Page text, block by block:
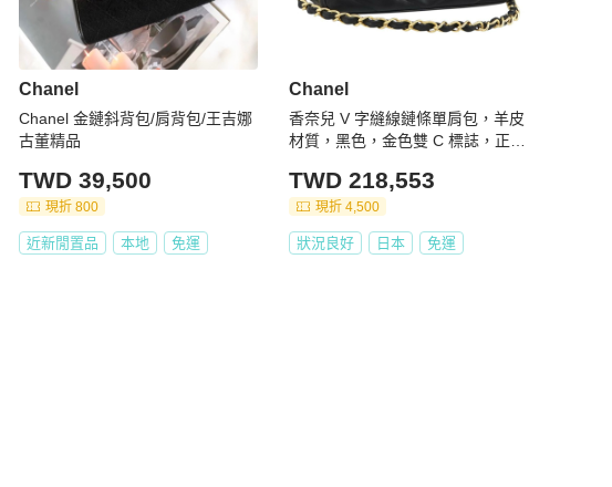
Chanel
Chanel 金鏈斜背包/肩背包/王吉娜
古董精品
TWD 39,500
現折 800
近新閒置品 本地 免運
Chanel
香奈兒 V 字縫線鏈條單肩包，羊皮
材質，黑色，金色雙 C 標誌，正品
TWD 218,553
現折 4,500
狀況良好 日本 免運